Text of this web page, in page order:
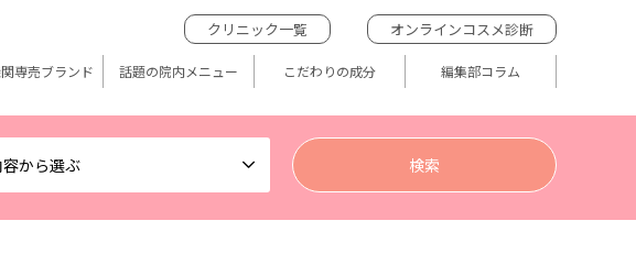
から選ぶ
クリニック一覧 オンラインコスメ診断
専売ブランド 話題の院内メニュー こだわりの成分 編集部コラム